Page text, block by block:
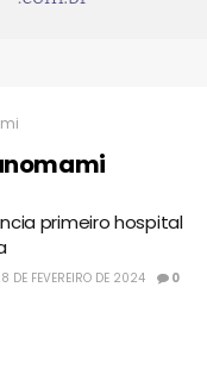
primeiro hospital
DE FEVEREIRO DE 2024 0